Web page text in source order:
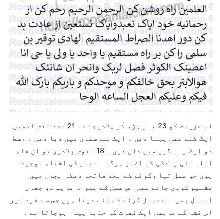
اس عزیمت کو 23 بار پڑھ کر پلادیجئے ۔ 21 عدد نقش لکھیں
ایک گلے میں پہنا دیں ۔ ایک قبرستان میں دبا دیں ۔ وسط
دو ایک راہ گزر میں ڈال دیں ۔ 18 نقوش پلادیں تو ان شاء
اللہ نئی زندگی کا آغاز ہوگا ۔ نیاز کی اشیاء موجود
ہوں جو عمل تیا رکرنے کے بعد فاتحہ دیکر بچوں میں
تقسیم کردی جائے میں اس عمل کے ہمراہ مزید دو جفری
اعمال بھی استعمال کرنے کے لئے دیتا ہوں جس سے فرد اور
اس نشہ کے مابین ایک نفرت کا جذبہ پیدا ہوجاتا ہے ۔